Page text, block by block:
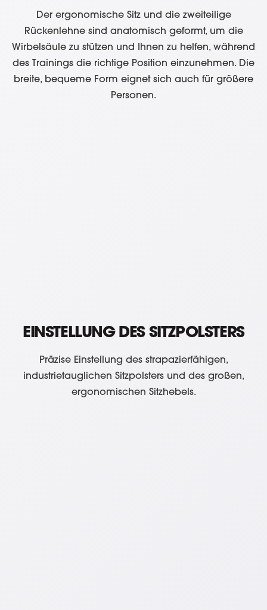
Der ergonomische Sitz und die zweiteilige
Rückenlehne sind anatomisch geformt, um die
Wirbelsäule zu stützen und Ihnen zu helfen, während
des Trainings die richtige Position einzunehmen. Die
breite, bequeme Form eignet sich auch für größere
Personen.
EINSTELLUNG DES SITZPOLSTERS
Präzise Einstellung des strapazierfähigen,
industrietauglichen Sitzpolsters und des großen,
ergonomischen Sitzhebels.